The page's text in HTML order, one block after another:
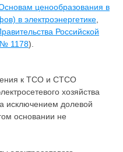
ценообразования в
в электроэнергетике
Российской
№ 1178).
к ТСО и СТСО
хозяйства
исключением долевой
основании не